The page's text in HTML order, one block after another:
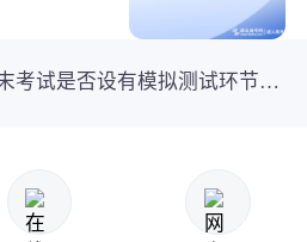
湖北中医药大学成考期末考试是否设有模拟测试环节？全攻略分享